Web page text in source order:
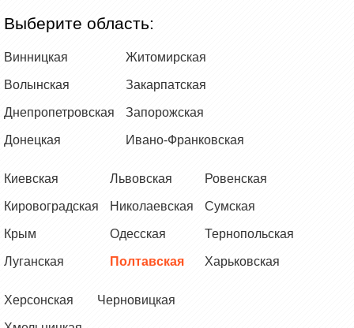
Выберите область:
Винницкая
Волынская
Днепропетровская
Донецкая
Житомирская
Закарпатская
Запорожская
Ивано-Франковская
Киевская
Кировоградская
Крым
Луганская
Львовская
Николаевская
Одесская
Полтавская
Ровенская
Сумская
Тернопольская
Харьковская
Херсонская Черновицкая